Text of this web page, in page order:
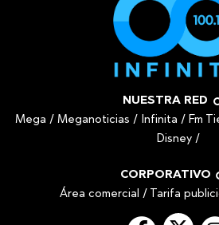
NUESTRA RED
Mega / Meganoticias / Infinita / Fm
Disney /
CORPORATIVO
Área comercial / Tarifa